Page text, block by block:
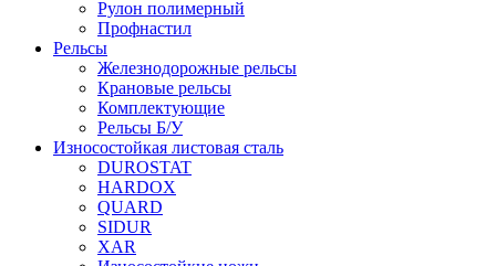
Рулон полимерный
Профнастил
Рельсы
Железнодорожные рельсы
Крановые рельсы
Комплектующие
Рельсы Б/У
Износостойкая листовая сталь
DUROSTAT
HARDOX
QUARD
SIDUR
XAR